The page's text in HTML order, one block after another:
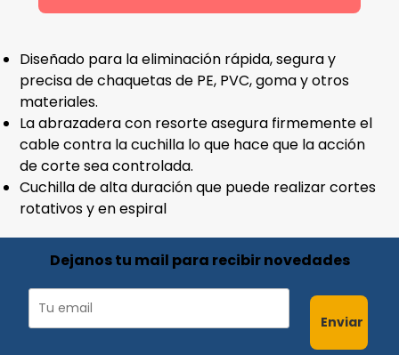
Diseñado para la eliminación rápida, segura y
precisa de chaquetas de PE, PVC, goma y otros
materiales.
La abrazadera con resorte asegura firmemente el
cable contra la cuchilla lo que hace que la acción
de corte sea controlada.
Cuchilla de alta duración que puede realizar cortes
rotativos y en espiral
Dejanos tu mail para recibir novedades
Enviar